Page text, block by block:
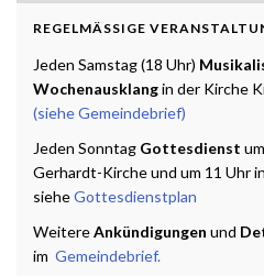
REGELMÄSSIGE
Jeden Samstag (18 Uhr)
Wochenausklangin der Kirche
(siehe Gemeindebrief)
Jeden Sonntag Gottesdienst
Gerhardt-Kirche und um 11 Uhr
sieheGottesdienstplan
WeitereAnkündigungen und
im Gemeindebrief.